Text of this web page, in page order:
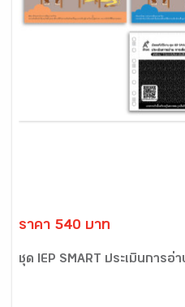
ราคา 540 บาท
ชุด IEP SMART ประเมินการอ่